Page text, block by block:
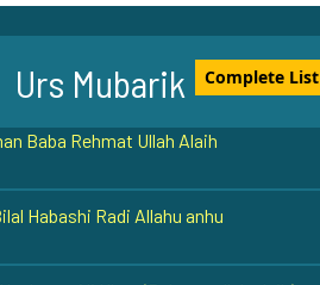
Urs Mubarik Complete List
Habashi Radi Allahu anhu
Ali Khan (Rehmat ullah alaih)